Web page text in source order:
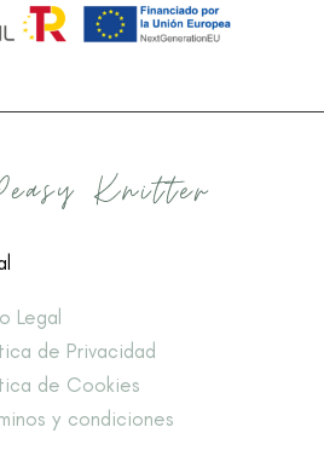
Legal
de Privacidad
de Cookies
y condiciones